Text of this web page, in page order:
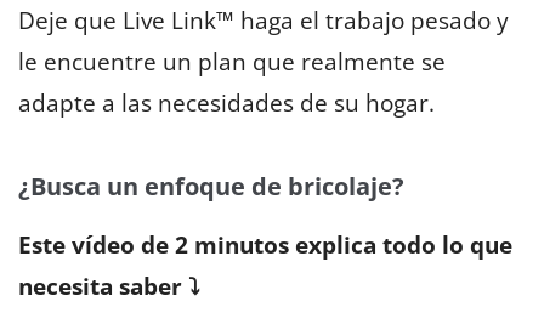
Deje que Live Link™ haga el trabajo pesado y
le encuentre un plan que realmente se
adapte a las necesidades de su hogar.
¿Busca un enfoque de bricolaje?
Este vídeo de 2 minutos explica todo lo que
necesita saber ⤵️